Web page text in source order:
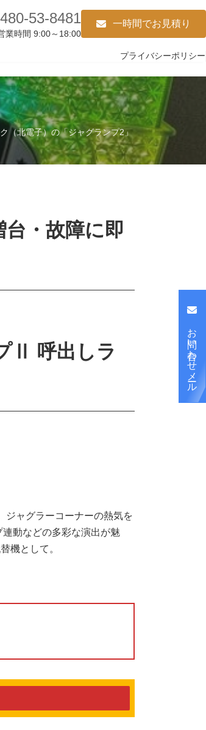
53-8481
業時間 9:00～18:00
一時間でお見積り
プライバシーポリシー
（北電子）の「ジャグランプ2」
・故障に即
お問い合わせメール
Ⅱ 呼出しラ
ジャグラーコーナーの熱気を
動などの多彩な演出が魅
機として。